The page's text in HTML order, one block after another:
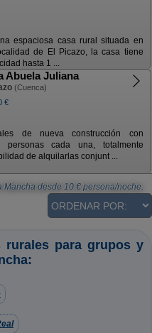
espaciosa casa rural situada en
de El Picazo, la casa tiene
hasta 1 ...
Abuela Juliana
(Cuenca)
€
de nueva construcción con
cada una, totalmente
de alquilarlas conjunt ...
Mancha desde 10€ persona/noche.
rurales para grupos y